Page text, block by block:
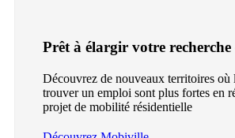
Prêt à élargir votre recherche
Découvrez de nouveaux territoires où
trouver un emploi sont plus fortes en
projet de mobilité résidentielle